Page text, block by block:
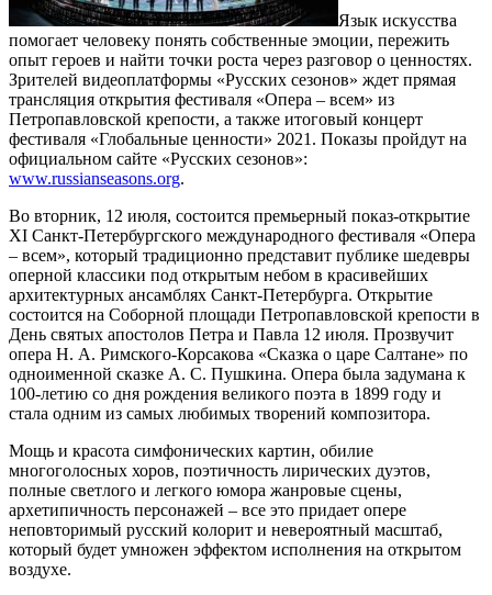
Язык искусства
помогает человеку понять собственные эмоции, пережить
опыт героев и найти точки роста через разговор о ценностях.
Зрителей видеоплатформы «Русских сезонов» ждет прямая
трансляция открытия фестиваля «Опера – всем» из
Петропавловской крепости, а также итоговый концерт
фестиваля «Глобальные ценности» 2021. Показы пройдут на
официальном сайте «Русских сезонов»:
www.russianseasons.org.
Во вторник, 12 июля, состоится премьерный показ-открытие
XI Санкт-Петербургского международного фестиваля «Опера
– всем», который традиционно представит публике шедевры
оперной классики под открытым небом в красивейших
архитектурных ансамблях Санкт-Петербурга. Открытие
состоится на Соборной площади Петропавловской крепости в
День святых апостолов Петра и Павла 12 июля. Прозвучит
опера Н. А. Римского-Корсакова «Сказка о царе Салтане» по
одноименной сказке А. С. Пушкина. Опера была задумана к
100-летию со дня рождения великого поэта в 1899 году и
стала одним из самых любимых творений композитора.
Мощь и красота симфонических картин, обилие
многоголосных хоров, поэтичность лирических дуэтов,
полные светлого и легкого юмора жанровые сцены,
архетипичность персонажей – все это придает опере
неповторимый русский колорит и невероятный масштаб,
который будет умножен эффектом исполнения на открытом
воздухе.